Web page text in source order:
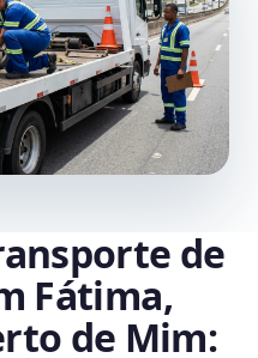
de
Fátima,
de Mim: